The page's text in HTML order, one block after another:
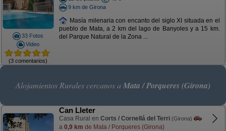
33 Fotos
Video
(3 comentarios)
9 km de Girona
Masía milenaria con encanto del siglo XI situada en el
pueblo de Mata, a 2 km del lago de Banyoles y a 15 km.
del Parque Natural de la Zona ...
Alojamientos Rurales cercanos a Mata / Porqueres (Girona)
Can Lleter
Casa Rural en Corts / Cornellá del Terri (Girona)
a 0,9 km de Mata / Porqueres (Girona)